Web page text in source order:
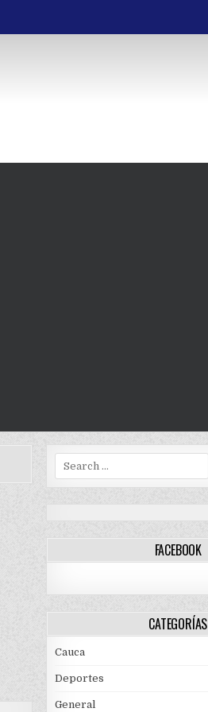
Search
for:
FACEBOOK
CATEGORÍAS
Cauca
Deportes
General